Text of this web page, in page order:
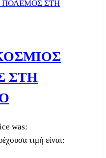
ΣΤΗ
was:
τιμή είναι: